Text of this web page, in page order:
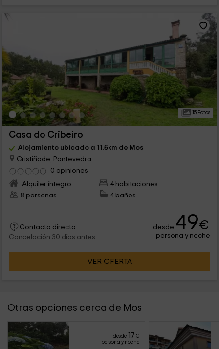
15 Fotos
Casa do Cribeiro
Alojamiento ubicado a 11.5km de Mos
Cristiñade, Pontevedra
0 opiniones
Alquiler íntegro
4 habitaciones
8 personas
4 baños
Contacto directo
Cancelación 30 días antes
desde 49€
persona y noche
VER OFERTA
Otras opciones cerca de Mos
desde 17€
persona y noche